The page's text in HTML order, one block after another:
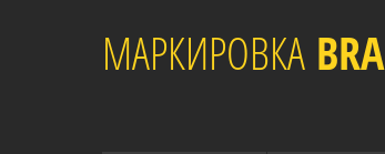
МАРКИРОВКА